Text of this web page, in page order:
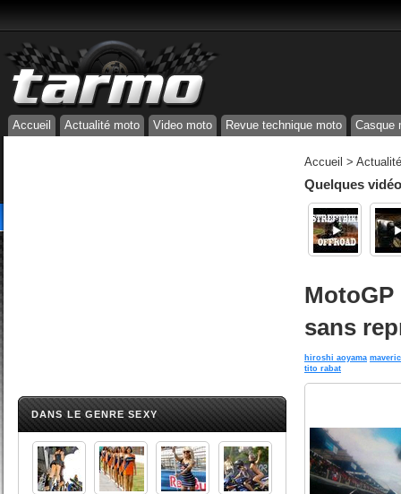
Accueil Actualité moto Video moto Revue technique moto Casque
DANS LE GENRE SEXY
Accueil >
Quelques
sans
hiroshi aoyama
tito rabat